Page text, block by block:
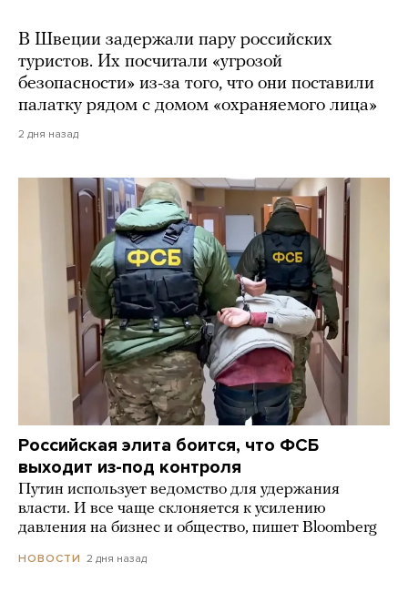
В Швеции задержали пару российских
туристов. Их посчитали «угрозой
безопасности» из-за того, что они поставили
палатку рядом с домом «охраняемого лица»
2 дня назад
Российская элита боится, что ФСБ
выходит из-под контроля
Путин использует ведомство для удержания
власти. И все чаще склоняется к усилению
давления на бизнес и общество, пишет Bloomberg
НОВОСТИ 2 дня назад